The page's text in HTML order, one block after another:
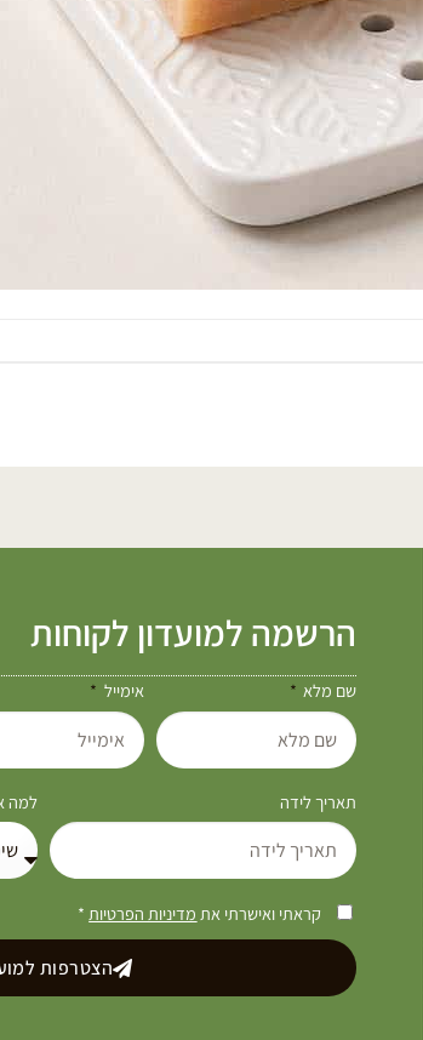
הרשמה למועדון לקוחות
שם מלא אימייל
תאריך לידה למה
קראתי ואישרתי את מדיניות הפרטיות*
הצטרפות